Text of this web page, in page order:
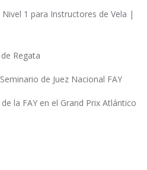
1 para Instructores de Vela |
Regata
de Juez Nacional FAY
la FAY en el Grand Prix Atlántico